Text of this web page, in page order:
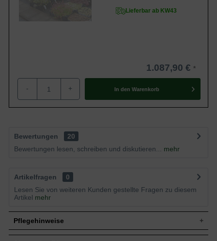
Lieferbar ab KW43
1.087,90 €
- + In den Warenkorb
Bewertungen
20
Bewertungen lesen, schreiben und diskutieren...
mehr
Artikelfragen
0
Lesen Sie von weiteren Kunden gestellte Fragen zu diesem
Artikel mehr
Pflegehinweise